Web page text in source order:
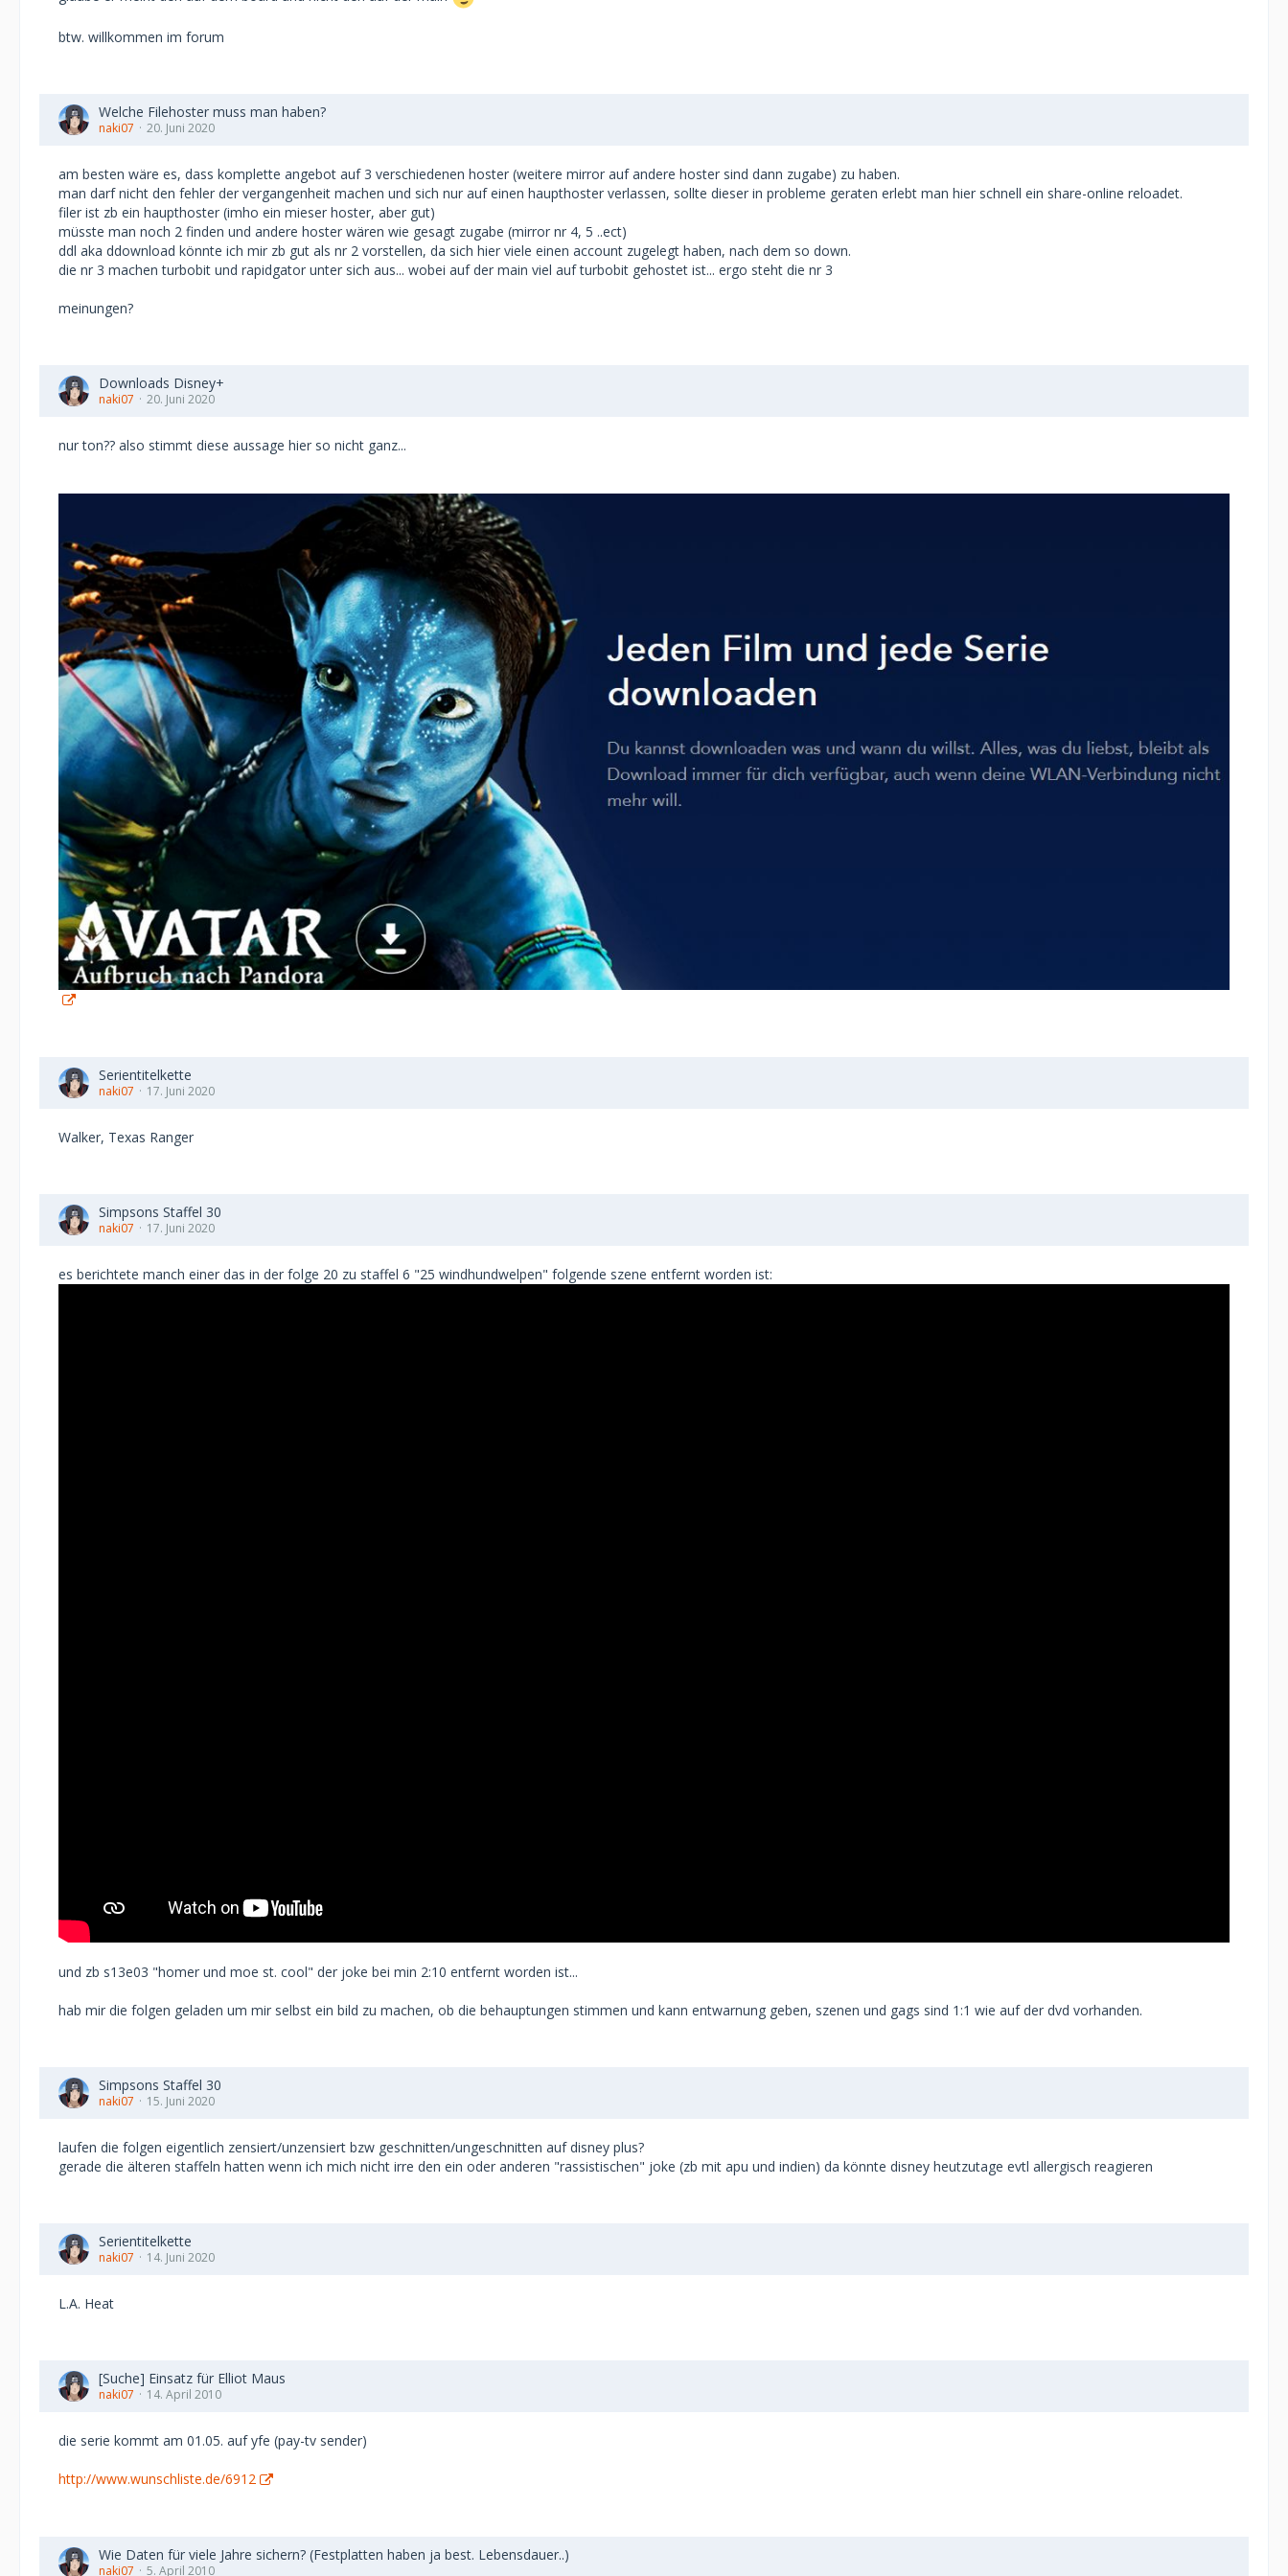
btw. willkommen im forum
Welche Filehoster muss man haben?
naki07 20. Juni 2020
am besten wäre es, dass komplette angebot auf 3 verschiedenen hoster (weitere mirror auf andere hoster sind dann zugabe) zu haben.
man darf nicht den fehler der vergangenheit machen und sich nur auf einen haupthoster verlassen, sollte dieser in probleme geraten erlebt man hier schnell ein share-online reloadet.
filer ist zb ein haupthoster (imho ein mieser hoster, aber gut)
müsste man noch 2 finden und andere hoster wären wie gesagt zugabe (mirror nr 4, 5 ..ect)
ddl aka ddownload könnte ich mir zb gut als nr 2 vorstellen, da sich hier viele einen account zugelegt haben, nach dem so down.
die nr 3 machen turbobit und rapidgator unter sich aus... wobei auf der main viel auf turbobit gehostet ist... ergo steht die nr 3
meinungen?
Downloads Disney+
naki07 20. Juni 2020
nur ton?? also stimmt diese aussage hier so nicht ganz...
Serientitelkette
naki07 17. Juni 2020
Walker, Texas Ranger
Simpsons Staffel 30
naki07 17. Juni 2020
es berichtete manch einer das in der folge 20 zu staffel 6 "25 windhundwelpen" folgende szene entfernt worden ist:
und zb s13e03 "homer und moe st. cool" der joke bei min 2:10 entfernt worden ist...
hab mir die folgen geladen um mir selbst ein bild zu machen, ob die behauptungen stimmen und kann entwarnung geben, szenen und gags sind 1:1 wie auf der dvd vorhanden.
Simpsons Staffel 30
naki07 15. Juni 2020
laufen die folgen eigentlich zensiert/unzensiert bzw geschnitten/ungeschnitten auf disney plus?
gerade die älteren staffeln hatten wenn ich mich nicht irre den ein oder anderen "rassistischen" joke (zb mit apu und indien) da könnte disney heutzutage evtl allergisch reagieren
Serientitelkette
naki07 14. Juni 2020
L.A. Heat
[Suche] Einsatz für Elliot Maus
naki07 14. April 2010
die serie kommt am 01.05. auf yfe (pay-tv sender)
http://www.wunschliste.de/6912
Wie Daten für viele Jahre sichern? (Festplatten haben ja best. Lebensdauer..)
naki07 5. April 2010